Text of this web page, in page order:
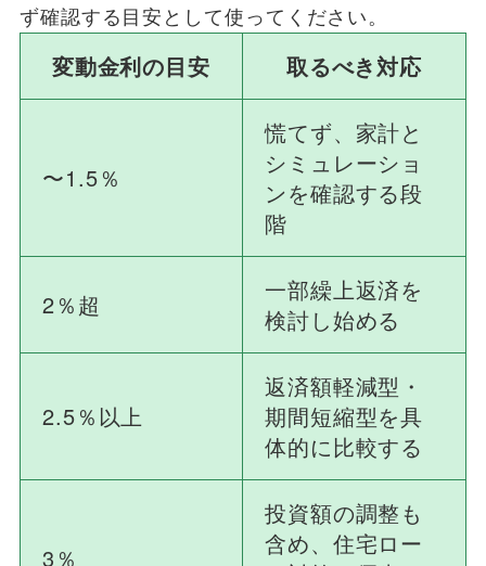
ず確認する目安として使ってください。
変動金利の目安 取るべき対応
〜1.5％
慌てず、家計と
シミュレーショ
ンを確認する段
階
2％超
一部繰上返済を
検討し始める
2.5％以上
返済額軽減型・
期間短縮型を具
体的に比較する
3％
投資額の調整も
含め、住宅ロー